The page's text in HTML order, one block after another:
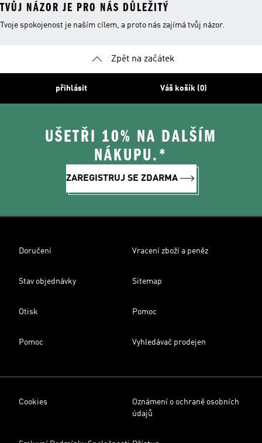
TVŮJ NÁZOR JE PRO NÁS DŮLEŽITÝ
Tvoje spokojenost je naším cílem, a proto nás zajímá tvůj názor.
Zpět na začátek
přihlásit Váš košík (0)
UŠETŘI 10% NA DALŠÍM
NÁKUPU.*
ZAREGISTRUJ SE ZDARMA
Doručení Vracení zboží a peněz
Stav objednávky Sitemap
Otisk Pomoc
Pomoc Vyhledávač prodejen
Cookies
Oznámení o ochraně osobních
údajů